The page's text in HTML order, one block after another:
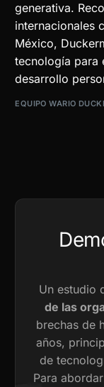
generativa.
internacionales
México,
tecnología para
desarrollo
EQUIPO WARIO
Un estudio
de las
brechas de
años,
de
Para